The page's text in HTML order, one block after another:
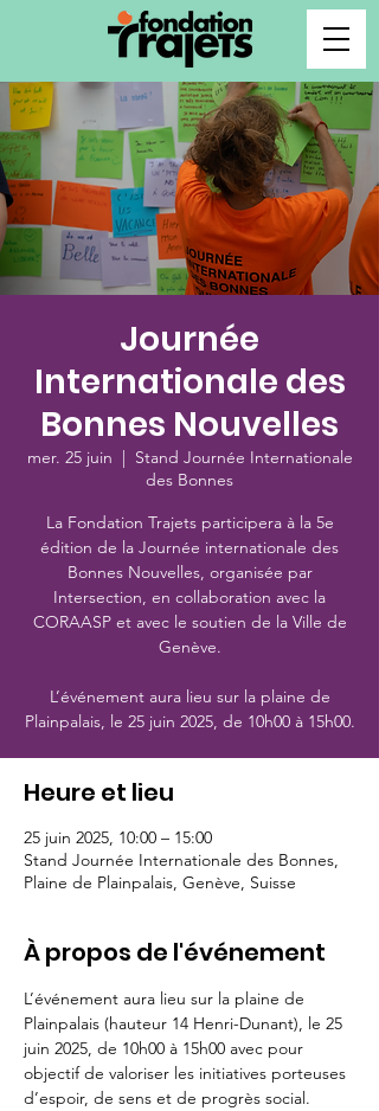
Journée
Internationale des
Bonnes Nouvelles
mer. 25 juin
  |
Stand Journée Internationale
des Bonnes
La Fondation Trajets participera à la 5e
édition de la Journée internationale des
Bonnes Nouvelles, organisée par
Intersection, en collaboration avec la
CORAASP et avec le soutien de la Ville de
Genève.
L’événement aura lieu sur la plaine de
Plainpalais, le 25 juin 2025, de 10h00 à 15h00.
Heure et lieu
25 juin 2025, 10:00 – 15:00
Stand Journée Internationale des Bonnes,
Plaine de Plainpalais, Genève, Suisse
À propos de l'événement
L’événement aura lieu sur la plaine de
Plainpalais (hauteur 14 Henri-Dunant), le 25
juin 2025, de 10h00 à 15h00 avec pour
objectif de valoriser les initiatives porteuses
d’espoir, de sens et de progrès social.